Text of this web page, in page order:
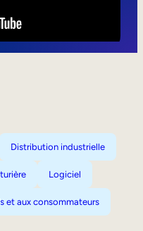
Distribution industrielle
Logiciel
et aux consommateurs